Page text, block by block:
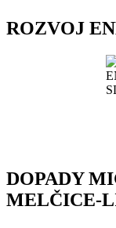
ROZVOJ
DOPADY
MELČICE-